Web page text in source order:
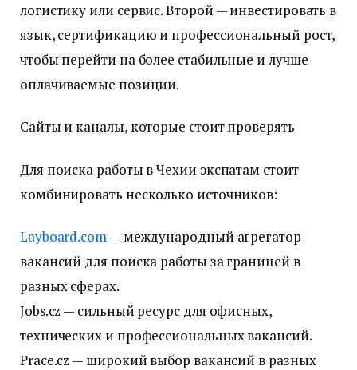
логистику или сервис. Второй — инвестировать в
язык, сертификацию и профессиональный рост,
чтобы перейти на более стабильные и лучше
оплачиваемые позиции.
Сайты и каналы, которые стоит проверять
Для поиска работы в Чехии экспатам стоит
комбинировать несколько источников:
Layboard.com— международный агрегатор
вакансий для поиска работы за границей в
разных сферах.
Jobs.cz — сильный ресурс для офисных,
технических и профессиональных вакансий.
Prace.cz — широкий выбор вакансий в разных